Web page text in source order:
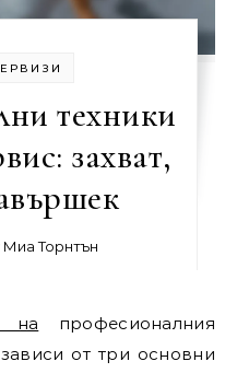
техники
захват,
Миа Торнтън
на професионалния
от три основни